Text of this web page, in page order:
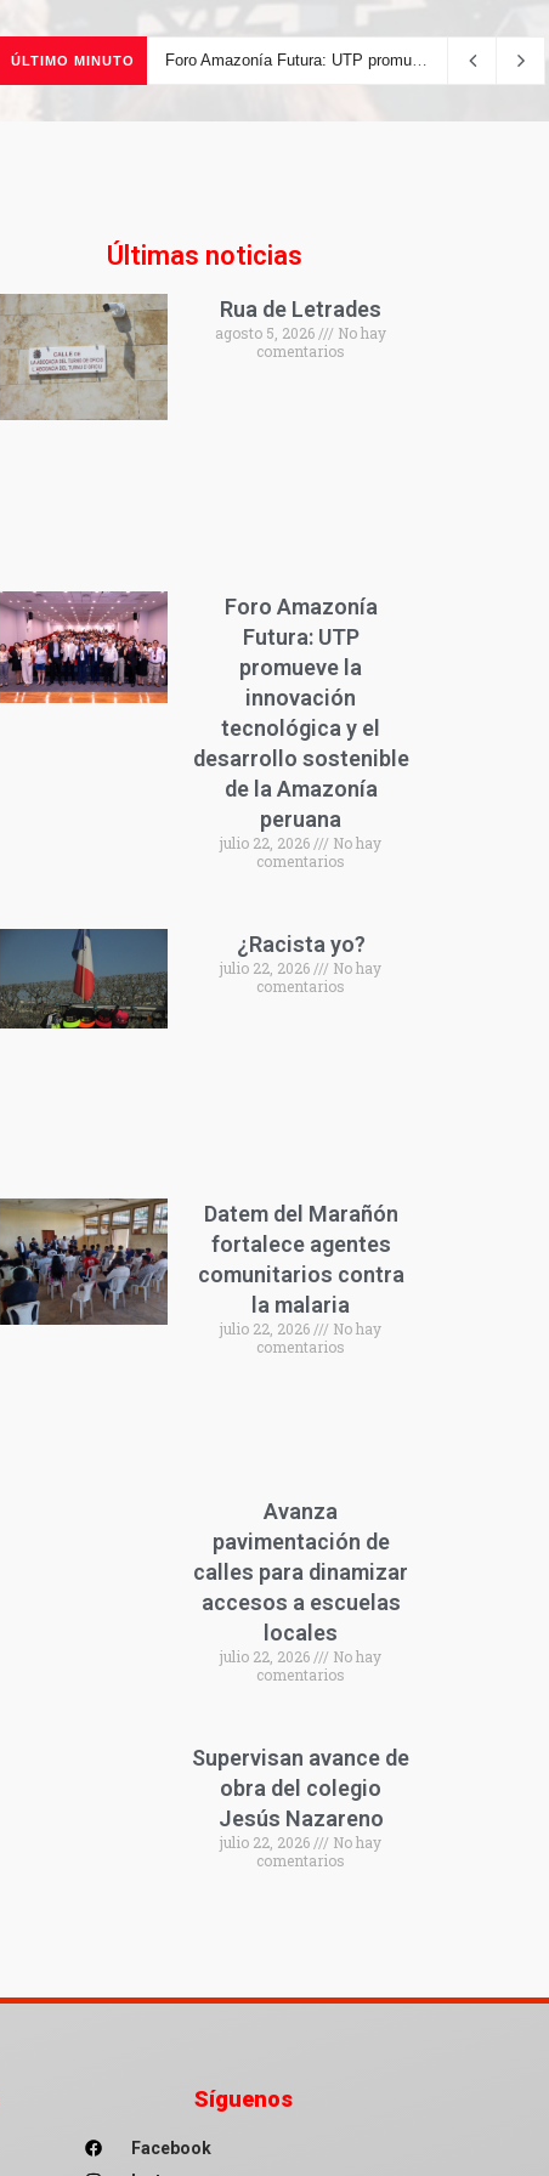
ÚLTIMO MINUTO Foro Amazonía Futura: UTP promueve la innovación tecnológica y el desarrollo sostenible de la Amazonía peruana
Últimas noticias
Rua de Letrades
agosto 5, 2026
No hay
comentarios
Foro Amazonía
Futura: UTP
promueve la
innovación
tecnológica y el
desarrollo sostenible
de la Amazonía
peruana
julio 22, 2026
No hay
comentarios
¿Racista yo?
julio 22, 2026
No hay
comentarios
Datem del Marañón
fortalece agentes
comunitarios contra
la malaria
julio 22, 2026
No hay
comentarios
Avanza
pavimentación de
calles para dinamizar
accesos a escuelas
locales
julio 22, 2026
No hay
comentarios
Supervisan avance de
obra del colegio
Jesús Nazareno
julio 22, 2026
No hay
comentarios
Síguenos
Facebook